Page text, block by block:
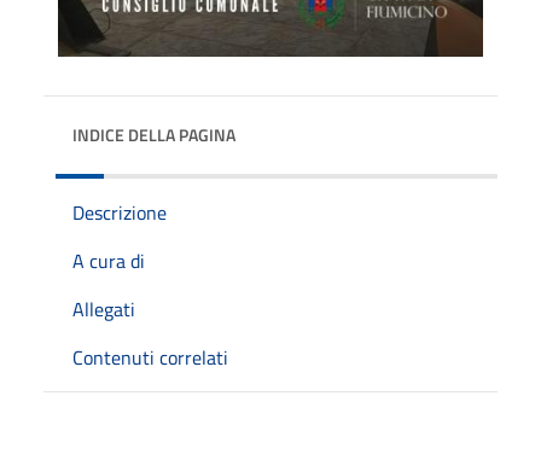
INDICE DELLA PAGINA
Descrizione
A cura di
Allegati
Contenuti correlati